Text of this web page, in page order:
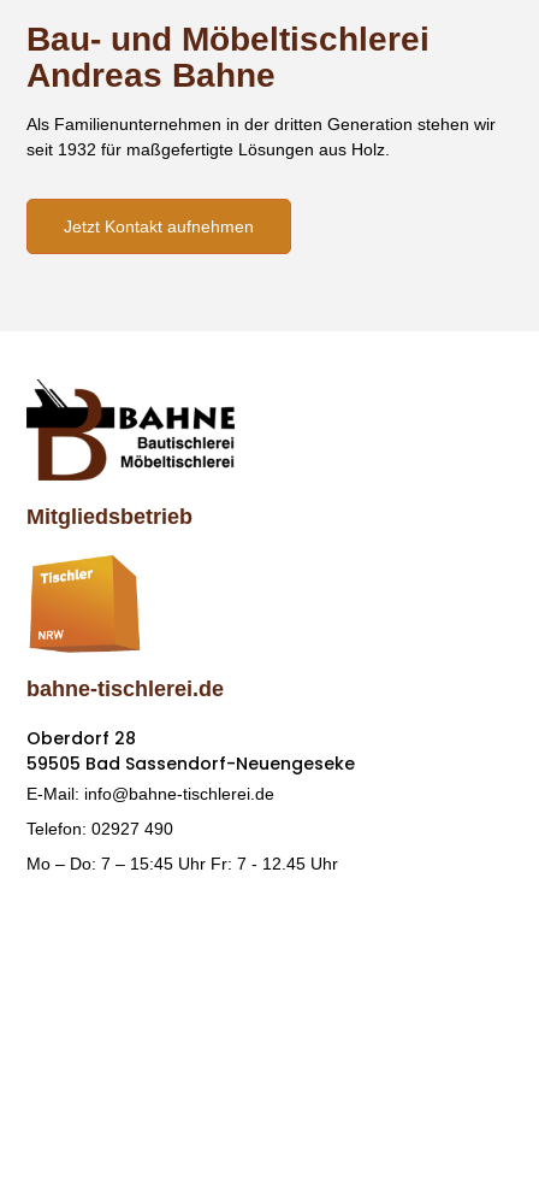
Bau- und Möbeltischlerei
Andreas Bahne
Als Familienunternehmen in der dritten Generation stehen wir
seit 1932 für maßgefertigte Lösungen aus Holz.
Jetzt Kontakt aufnehmen
Mitgliedsbetrieb
bahne-tischlerei.de
Oberdorf 28
59505 Bad Sassendorf-Neuengeseke
E-Mail: info@bahne-tischlerei.de
Telefon: 02927 490
Mo – Do: 7 – 15:45 Uhr Fr: 7 - 12.45 Uhr